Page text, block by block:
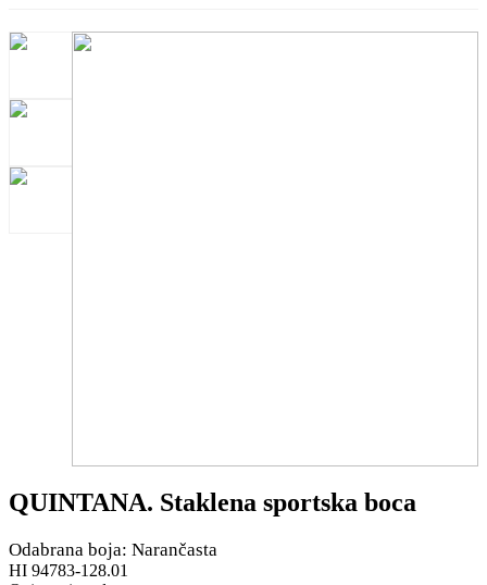
QUINTANA. Staklena sportska boca
Odabrana boja: Narančasta
HI 94783-128.01